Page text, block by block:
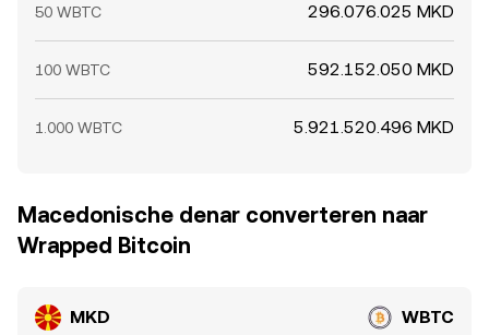
50 WBTC 296.076.025 MKD
100 WBTC 592.152.050 MKD
1.000 WBTC 5.921.520.496 MKD
Macedonische denar converteren naar
Wrapped Bitcoin
MKD WBTC